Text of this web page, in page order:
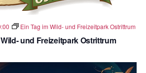
und Freizeitpark Ostrittrum
Ein Tag im Wild- und Freizeitpark Ostrittrum